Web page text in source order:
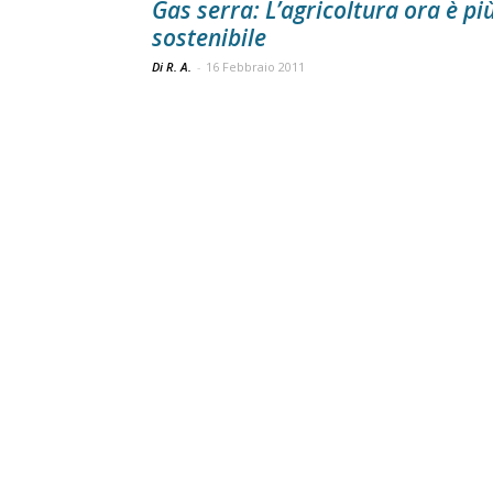
Gas serra: L’agricoltura ora è
sostenibile
Di R. A. - 16 Febbraio 2011